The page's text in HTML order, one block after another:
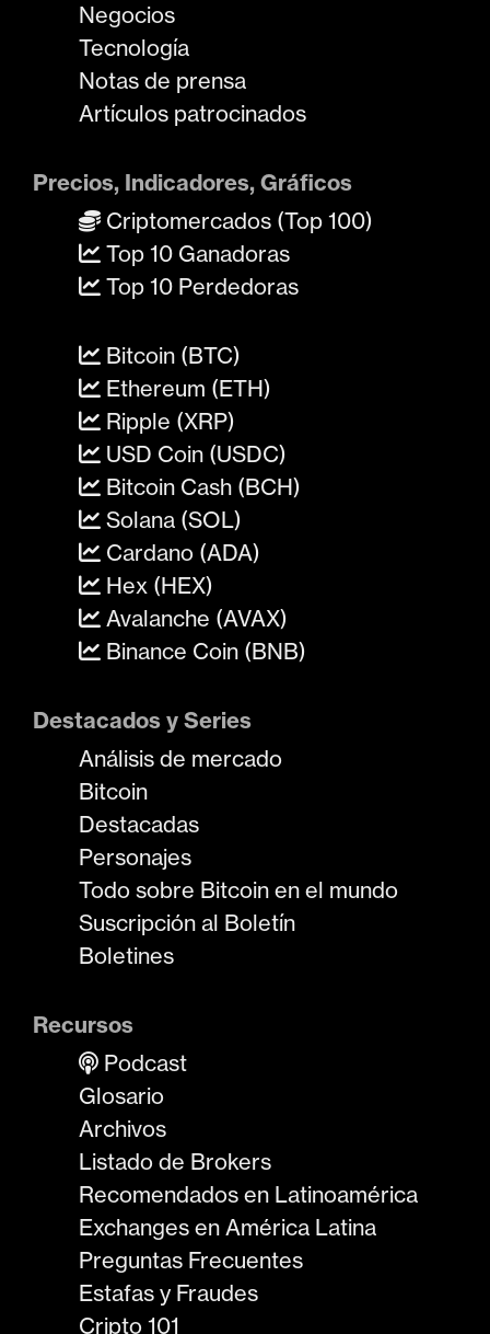
Negocios
Tecnología
Notas de prensa
Artículos patrocinados
Precios, Indicadores, Gráficos
Criptomercados (Top 100)
Top 10 Ganadoras
Top 10 Perdedoras
Bitcoin (BTC)
Ethereum (ETH)
Ripple (XRP)
USD Coin (USDC)
Bitcoin Cash (BCH)
Solana (SOL)
Cardano (ADA)
Hex (HEX)
Avalanche (AVAX)
Binance Coin (BNB)
Destacados y Series
Análisis de mercado
Bitcoin
Destacadas
Personajes
Todo sobre Bitcoin en el mundo
Suscripción al Boletín
Boletines
Recursos
Podcast
Glosario
Archivos
Listado de Brokers
Recomendados en Latinoamérica
Exchanges en América Latina
Preguntas Frecuentes
Estafas y Fraudes
Cripto 101